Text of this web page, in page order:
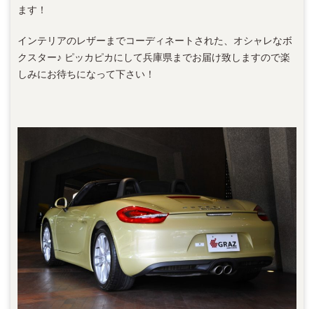
ます！
インテリアのレザーまでコーディネートされた、オシャレなボ
クスター♪ ピッカピカにして兵庫県までお届け致しますので楽
しみにお待ちになって下さい！